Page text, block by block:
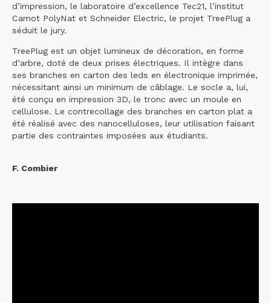
d’impression, le laboratoire d’excellence Tec21, l’institut
Carnot PolyNat et Schneider Electric, le projet TreePlug a
séduit le jury.
TreePlug est un objet lumineux de décoration, en forme
d’arbre, doté de deux prises électriques. Il intègre dans
ses branches en carton des leds en électronique imprimée,
nécessitant ainsi un minimum de câblage. Le socle a, lui,
été conçu en impression 3D, le tronc avec un moule en
cellulose. Le contrecollage des branches en carton plat a
été réalisé avec des nanocelluloses, leur utilisation faisant
partie des contraintes imposées aux étudiants.
F. Combier